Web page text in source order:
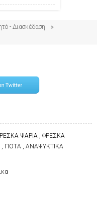
- Διασκέδαση
ΨΑΡΙΑ , ΦΡΕΣΚΑ
ΠΟΤΑ , ΑΝΑΨΥΚΤΙΚΑ